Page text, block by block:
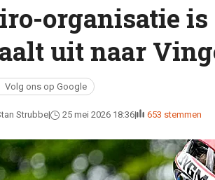
organisatie
uit naar
Volg ons op Google
Strubbe 25 mei 2026 18:36 653 stemmen